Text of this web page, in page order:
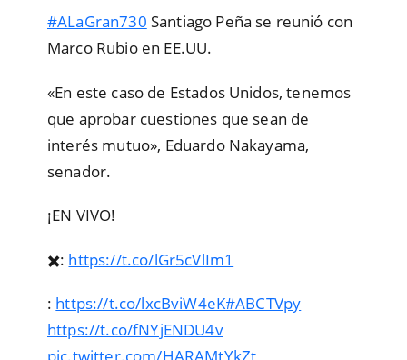
#ALaGran730 Santiago Peña se reunió con
Marco Rubio en EE.UU.
«En este caso de Estados Unidos, tenemos
que aprobar cuestiones que sean de
interés mutuo», Eduardo Nakayama,
senador.
¡EN VIVO!
✖️: https://t.co/lGr5cVlIm1
: https://t.co/lxcBviW4eK#ABCTVpy
https://t.co/fNYjENDU4v